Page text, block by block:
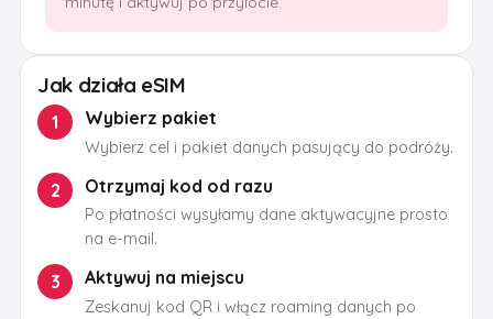
Jak działa eSIM
1 Wybierz pakiet
Wybierz cel i pakiet danych pasujący do podróży.
2 Otrzymaj kod od razu
Po płatności wysyłamy dane aktywacyjne prosto
na e-mail.
3 Aktywuj na miejscu
Zeskanuj kod QR i włącz roaming danych po